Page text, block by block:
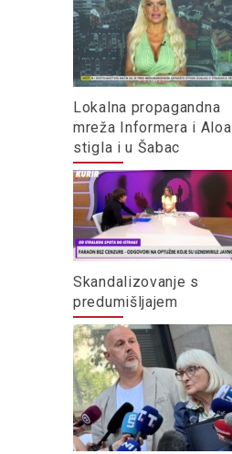
Lokalna propagandna
mreža Informera i Aloa
stigla i u Šabac
Skandalizovanje s
predumišljajem